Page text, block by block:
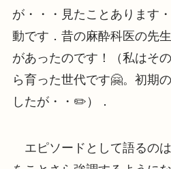
が・・・見たことあります
動です．昔の麻酔科医の先
があったのです！（私はそ
ら育った世代です🤗。初期
したが・・✏️）．
エピソードとして語るの